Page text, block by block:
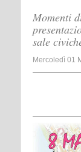
Momenti
sale
Mercoledì 01